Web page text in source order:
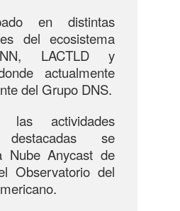
en distintas
del ecosistema
LACTLD y
actualmente
del Grupo DNS.
las actividades
destacadas se
Nube Anycast de
Observatorio del